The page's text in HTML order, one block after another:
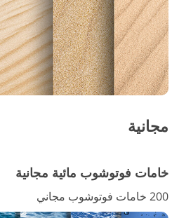
مجانية
خامات فوتوشوب مائية مجانية
200 خامات فوتوشوب مجاني